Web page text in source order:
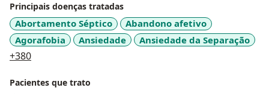
Principais doenças tratadas
Abortamento Séptico
Abandono afetivo
Agorafobia
Ansiedade Ansiedade da Separação
+380a11y_sr_more_diseases
Pacientes que trato